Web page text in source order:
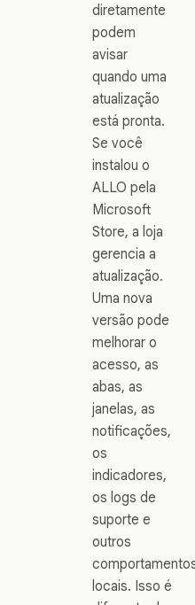
diretamente
podem
avisar
quando uma
atualização
está pronta.
Se você
instalou o
ALLO pela
Microsoft
Store, a loja
gerencia a
atualização.
Uma nova
versão pode
melhorar o
acesso, as
abas, as
janelas, as
notificações,
os
indicadores,
os logs de
suporte e
outros
locais. Isso é